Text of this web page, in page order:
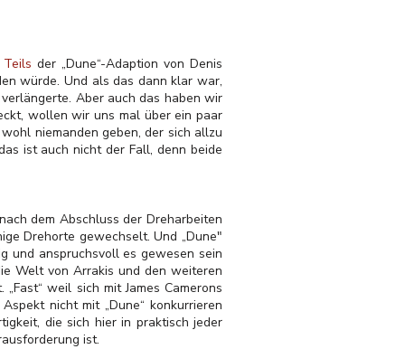
der „Dune“-Adaption von Denis
würde. Und als das dann klar war,
Aber auch das haben wir
wollen wir uns mal über ein paar
niemanden geben, der sich allzu
ist auch nicht der Fall, denn beide
dem Abschluss der Dreharbeiten
Drehorte gewechselt. Und „Dune"
und anspruchsvoll es gewesen sein
Welt von Arrakis und den weiteren
weil sich mit James Camerons
nicht mit „Dune“ konkurrieren
die sich hier in praktisch jeder
ist.